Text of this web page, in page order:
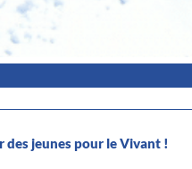
jeunes pour le Vivant !